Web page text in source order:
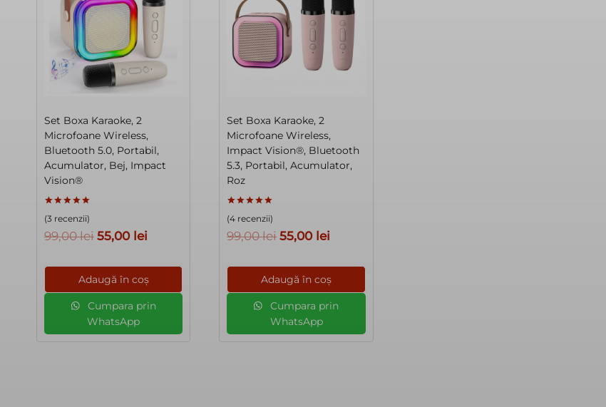
Set Boxa Karaoke, 2
Microfoane Wireless,
Bluetooth 5.0, Portabil,
Acumulator, Bej, Impact
Vision®
Evaluat la
5.00
din 5
(3 recenzii)
99,00lei Prețul
a
fost:
99,00 lei.
55,00 lei
este:
55,00 lei.
Adaugă în coș
Cumpara prin
WhatsApp
Set Boxa Karaoke, 2
Microfoane Wireless,
Impact Vision®, Bluetooth
5.3, Portabil, Acumulator,
Roz
Evaluat la
5.00
din 5
(4 recenzii)
99,00leiPrețul
a
fost:
99,00 lei.
55,00 lei
este:
55,00 lei.
Adaugă în coș
Cumpara prin
WhatsApp